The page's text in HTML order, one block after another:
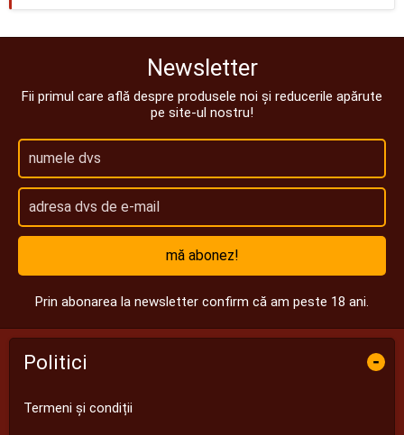
Newsletter
Fii primul care află despre produsele noi și reducerile apărute
pe site-ul nostru!
mă abonez!
Prin abonarea la newsletter confirm că am peste 18 ani.
Politici -
Termeni și condiții